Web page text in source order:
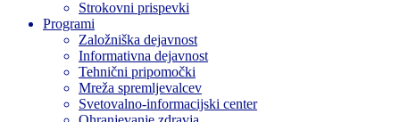
Strokovni prispevki
Programi
Založniška dejavnost
Informativna dejavnost
Tehnični pripomočki
Mreža spremljevalcev
Svetovalno-informacijski center